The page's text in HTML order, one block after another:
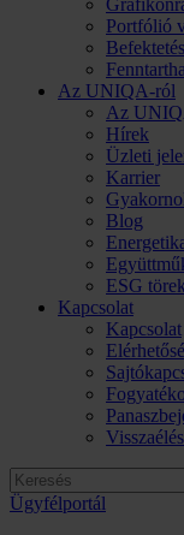
Portfólió
Az UNIQA-ról
Az
Hírek
Üzleti
Karrier
Blog
ESG
Kapcsolat
Kapcsolat
Ügyfélportál